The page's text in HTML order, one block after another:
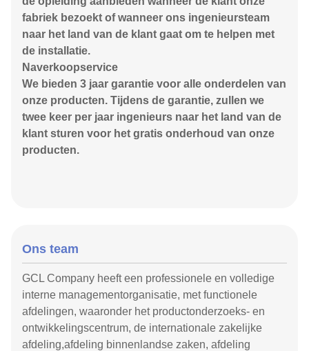
fabriek bezoekt of wanneer ons ingenieursteam
naar het land van de klant gaat om te helpen met
de installatie.
Naverkoopservice
We bieden 3 jaar garantie voor alle onderdelen van
onze producten. Tijdens de garantie, zullen we
twee keer per jaar ingenieurs naar het land van de
klant sturen voor het gratis onderhoud van onze
producten.
Ons team
GCL Company heeft een professionele en volledige
interne managementorganisatie, met functionele
afdelingen, waaronder het productonderzoeks- en
ontwikkelingscentrum, de internationale zakelijke
afdeling,afdeling binnenlandse zaken, afdeling